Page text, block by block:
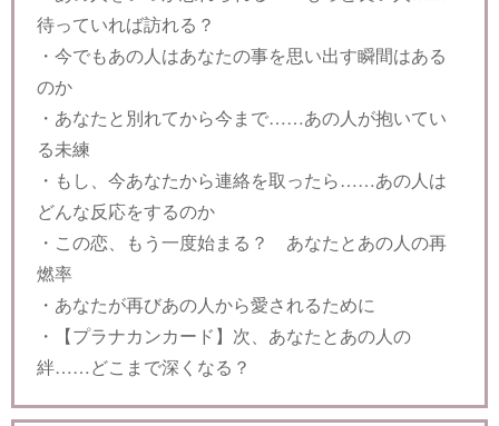
待っていれば訪れる？
・今でもあの人はあなたの事を思い出す瞬間はある
のか
・あなたと別れてから今まで……あの人が抱いてい
る未練
・もし、今あなたから連絡を取ったら……あの人は
どんな反応をするのか
・この恋、もう一度始まる？ あなたとあの人の再
燃率
・あなたが再びあの人から愛されるために
・【プラナカンカード】次、あなたとあの人の
絆……どこまで深くなる？